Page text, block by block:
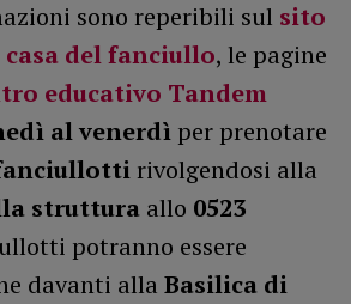
sono reperibili sul sito
del fanciullo, le pagine
educativo Tandem
al venerdì per prenotare
rivolgendosi alla
struttura allo 0523
potranno essere
davanti alla Basilica di